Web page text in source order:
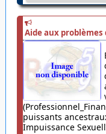
Aide aux problèmes
puissants
Impuissance